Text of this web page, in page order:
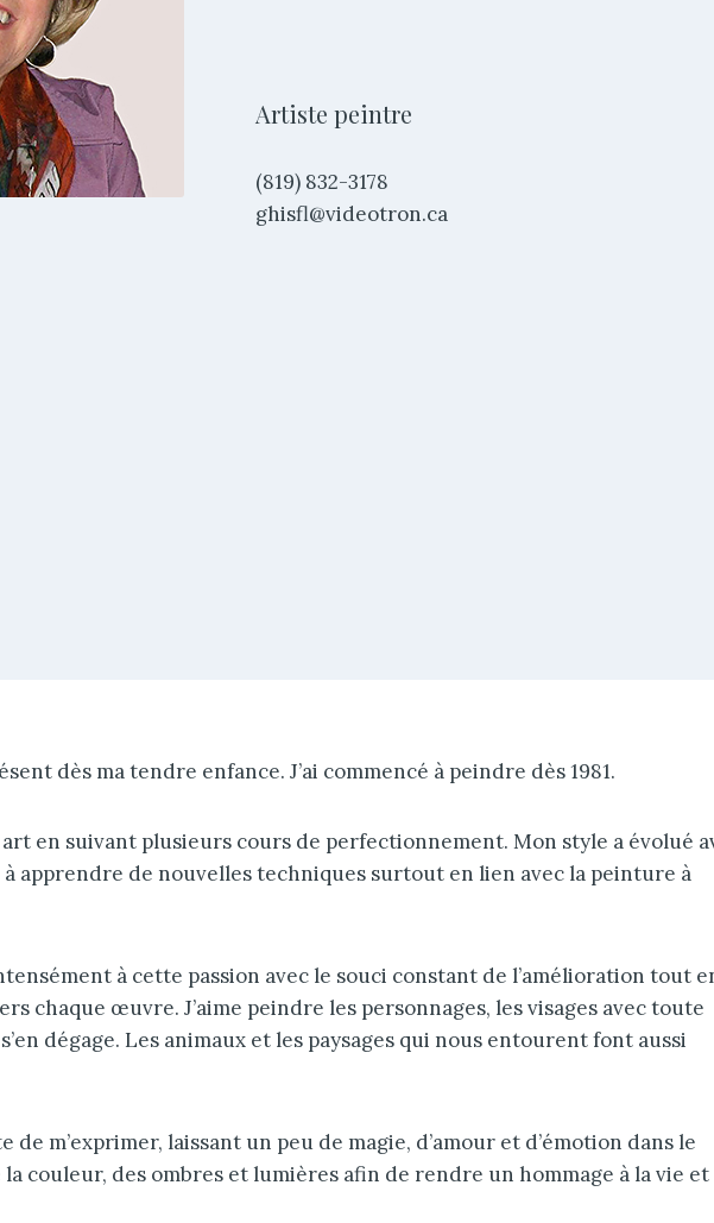
Artiste peintre
(819) 832-3178
ghisfl@videotron.ca
dès ma tendre enfance. J’ai commencé à peindre dès 1981.
art en suivant plusieurs cours de perfectionnement. Mon style a évolué
à apprendre de nouvelles techniques surtout en lien avec la peinture à
à cette passion avec le souci constant de l’amélioration tout
chaque œuvre. J’aime peindre les personnages, les visages avec toute
dégage. Les animaux et les paysages qui nous entourent font aussi
de m’exprimer, laissant un peu de magie, d’amour et d’émotion dans le
couleur, des ombres et lumières afin de rendre un hommage à la vie et